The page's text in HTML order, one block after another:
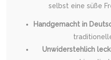
selbst eine süße
Handgemacht in
Unwiderstehlich